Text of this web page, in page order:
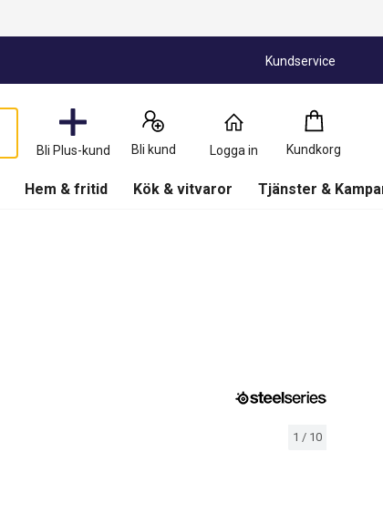
Kundservice
Bli Plus-kund Bli kund Logga in Kundkorg
Kundkorg
0
Produkter
Hem & fritid Kök & vitvaror Tjänster &
1 / 10